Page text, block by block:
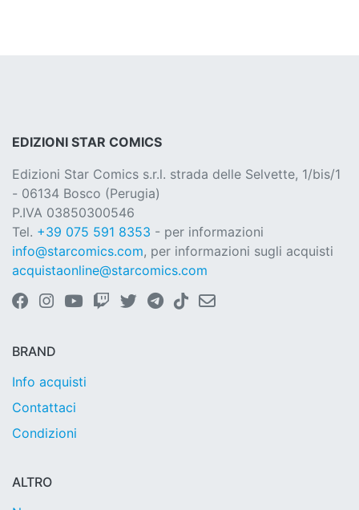
EDIZIONI STAR COMICS
Edizioni Star Comics s.r.l. strada delle Selvette, 1/bis/1
- 06134 Bosco (Perugia)
P.IVA 03850300546
Tel. +39 075 591 8353 - per informazioni
info@starcomics.com, per informazioni sugli acquisti
acquistaonline@starcomics.com
BRAND
Info acquisti
Contattaci
Condizioni
ALTRO